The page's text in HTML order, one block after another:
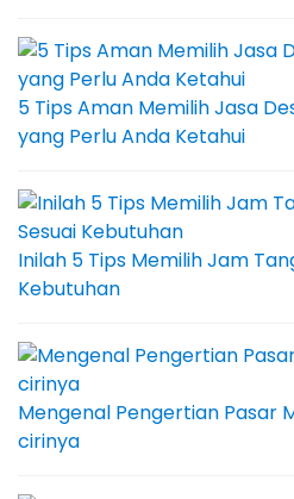
5 Tips Aman Memilih Jasa
yang Perlu Anda Ketahui
Inilah 5 Tips Memilih Jam
Kebutuhan
Mengenal Pengertian Pasar
cirinya